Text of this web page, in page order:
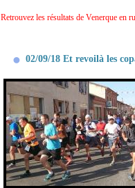
Retrouvez les résultats de Venerque en
02/09/18 Et revoilà les